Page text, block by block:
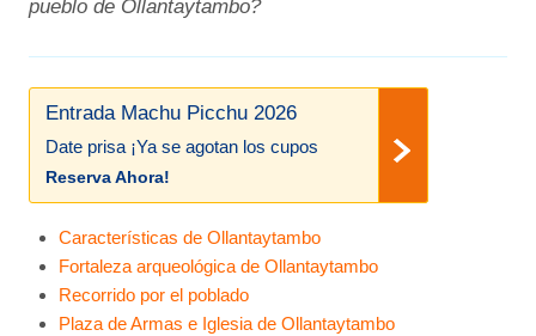
pueblo de Ollantaytambo?
Entrada Machu Picchu 2026
Date prisa ¡Ya se agotan los cupos
Reserva Ahora!
Características de Ollantaytambo
Fortaleza arqueológica de Ollantaytambo
Recorrido por el poblado
Plaza de Armas e Iglesia de Ollantaytambo